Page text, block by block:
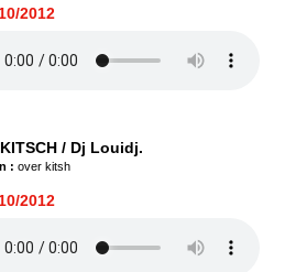
2012
/ Dj Louidj.
: over kitsh
2012